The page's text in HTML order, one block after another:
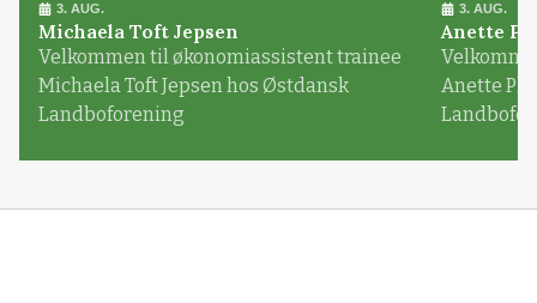
3. AUG.
Michaela Toft Jepsen
Velkommen til økonomiassistent trainee
Michaela Toft Jepsen hos Østdansk
Landboforening
3. AUG.
Anette
Anette